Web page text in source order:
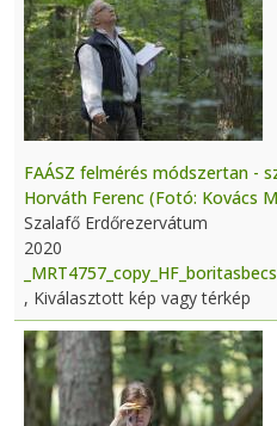
FAÁSZ felmérés módszertan -
Horváth Ferenc (Fotó: Kovács
Szalafő Erdőrezervátum
2020
, Kiválasztott kép vagy térkép